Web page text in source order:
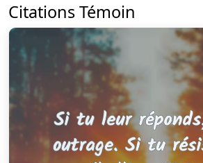
Citations Témoin